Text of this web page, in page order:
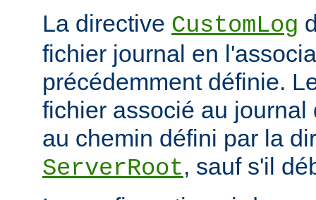
La directive CustomLog
fichier journal en
précédemment définie.
fichier associé au journal
au chemin défini par la
ServerRoot, sauf s'il